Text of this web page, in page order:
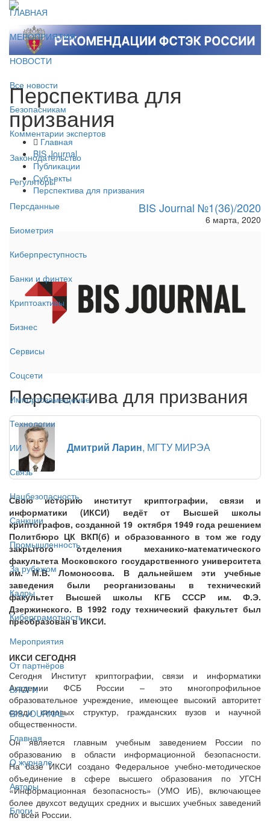
ГЛАВНАЯ
МЕРОПРИЯТИЯ
НОВОСТИ
Все новости
Безопасникам
Комментарии экспертов
Законодательство
Регуляторы
Персданные
Биометрия
Киберпреступность
Банки и финтех
Криптоактивы
Бизнес
Сервисы
Соцсети
Импортозамещение
Технологии
ИИ
Связь
Нацбезопасность
Санкции
Промышленность
За рубежом
Кадры
Киберграмотность
Мероприятия
От партнёров
БЛОГИ
BIS JOURNAL
Главная
О журнале
Авторы
Блоги
Перспектива для
призвания
Главная
BIS Journal
Публикации
Субъекты
Перспектива для призвания
BIS Journal №1(36)/2020
6 марта, 2020
Перспектива для призвания
Дмитрий Ларин, МГТУ МИРЭА
Свою историю институт криптографии, связи и
информатики (ИКСИ) ведёт от Высшей школы
криптографов, созданной 19 октября 1949 года решением
Политбюро ЦК ВКП(б) и образованного в том же году
закрытого отделения механико-математического
факультета Московского государственного университета
им. М.В. Ломоносова. В дальнейшем эти учебные
заведения были реорганизованы в технический
факультет Высшей школы КГБ СССР им. Ф.Э.
Дзержинского. В 1992 году технический факультет был
преобразован в ИКСИ.
ИКСИ СЕГОДНЯ
Сегодня Институт криптографии, связи и информатики
Академии ФСБ России – это многопрофильное
образовательное учреждение, имеющее высокий авторитет
среди силовых структур, гражданских вузов и научной
общественности.
Он является главным учебным заведением России по
образованию в области информационной безопасности.
На базе ИКСИ создано Федеральное учебно-методическое
объединение в сфере высшего образования по УГСН
«Информационная безопасность» (УМО ИБ), включающее
более двухсот ведущих средних и высших учебных заведений
по всей России.